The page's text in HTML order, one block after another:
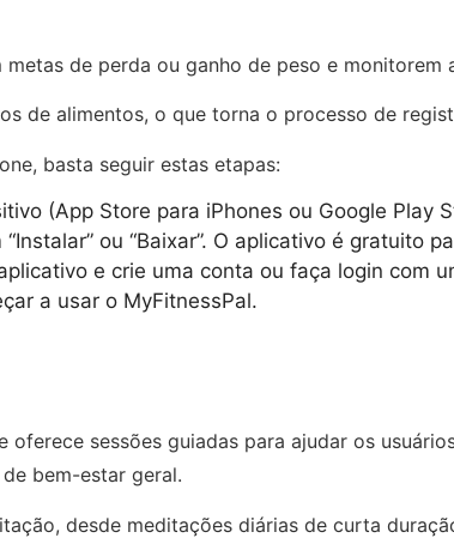
de perda ou ganho de peso e monitorem
de alimentos, o que torna o processo de
basta seguir estas etapas:
(App Store para iPhones ou Google Play
ou “Baixar”. O aplicativo é gratuito
e crie uma conta ou faça login com
a usar o MyFitnessPal.
sessões guiadas para ajudar os
bem-estar geral.
desde meditações diárias de curta